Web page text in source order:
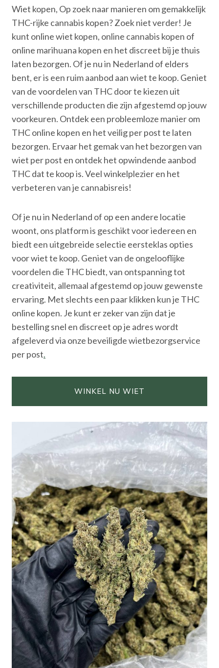
Wiet kopen, Op zoek naar manieren om gemakkelijk
THC-rijke cannabis kopen? Zoek niet verder! Je
kunt online wiet kopen, online cannabis kopen of
online marihuana kopen en het discreet bij je thuis
laten bezorgen. Of je nu in Nederland of elders
bent, er is een ruim aanbod aan wiet te koop. Geniet
van de voordelen van THC door te kiezen uit
verschillende producten die zijn afgestemd op jouw
voorkeuren. Ontdek een probleemloze manier om
THC online kopen en het veilig per post te laten
bezorgen. Ervaar het gemak van het bezorgen van
wiet per post en ontdek het opwindende aanbod
THC dat te koop is. Veel winkelplezier en het
verbeteren van je cannabisreis!
Of je nu in Nederland of op een andere locatie
woont, ons platform is geschikt voor iedereen en
biedt een uitgebreide selectie eersteklas opties
voor wiet te koop. Geniet van de ongelooflijke
voordelen die THC biedt, van ontspanning tot
creativiteit, allemaal afgestemd op jouw gewenste
ervaring. Met slechts een paar klikken kun je THC
online kopen. Je kunt er zeker van zijn dat je
bestelling snel en discreet op je adres wordt
afgeleverd via onze beveiligde wietbezorgservice
per post.
WINKEL NU WIET